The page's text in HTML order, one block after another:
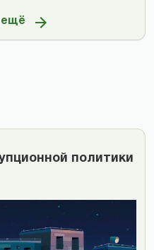
ещё
политики